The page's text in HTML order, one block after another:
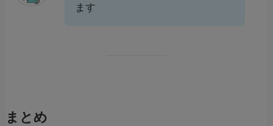
ます
まとめ